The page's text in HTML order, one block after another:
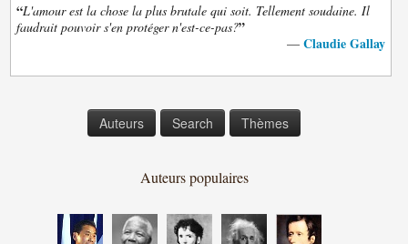
“L'amour est la chose la plus brutale qui soit. Tellement soudaine. Il
faudrait pouvoir s'en protéger n'est-ce-pas?”
— Claudie Gallay
Auteurs Search Thèmes
Auteurs populaires